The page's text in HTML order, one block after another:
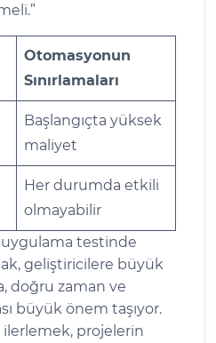
Otomasyonun
Sınırlamaları
Başlangıçta yüksek
maliyet
Her durumda etkili
olmayabilir
uygulama testinde
geliştiricilere büyük
doğru zaman ve
büyük önem taşıyor.
projelerin